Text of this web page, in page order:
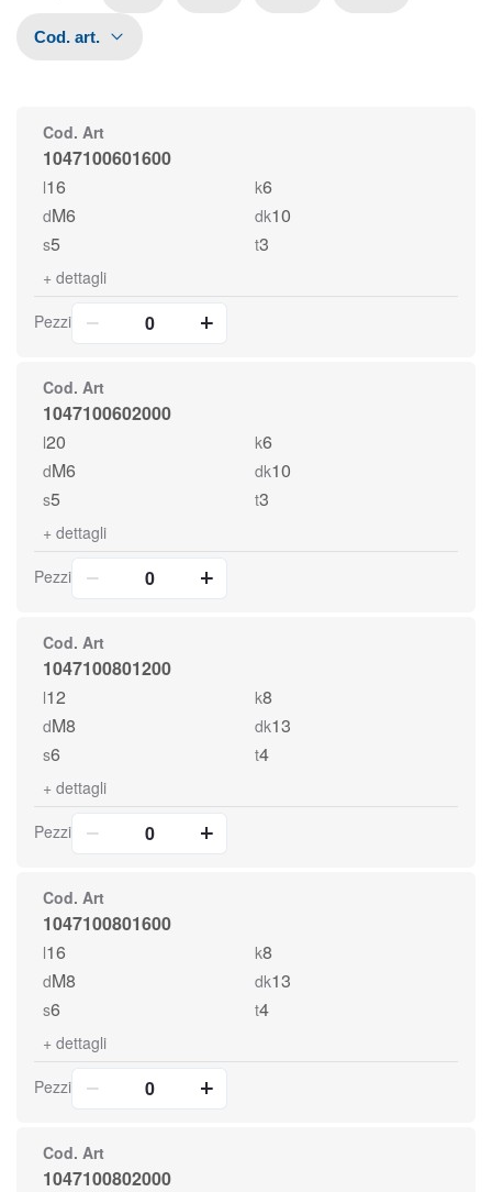
Cod. art.
Cod. Art
1047100601600
l16 k6
dM6 dk10
s5 t3
+ dettagli
Pezzi
Cod. Art
1047100602000
l20 k6
dM6 dk10
s5 t3
+ dettagli
Pezzi
Cod. Art
1047100801200
l12 k8
dM8 dk13
s6 t4
+ dettagli
Pezzi
Cod. Art
1047100801600
l16 k8
dM8 dk13
s6 t4
+ dettagli
Pezzi
Cod. Art
1047100802000